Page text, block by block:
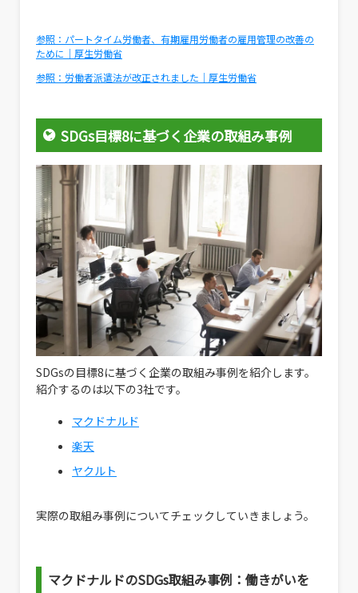
参照：パートタイム労働者、有期雇用労働者の雇用管理の改善の
ために｜厚生労働省
参照：労働者派遣法が改正されました｜厚生労働省
SDGs目標8に基づく企業の取組み事例
SDGsの目標8に基づく企業の取組み事例を紹介します。
紹介するのは以下の3社です。
マクドナルド
楽天
ヤクルト
実際の取組み事例についてチェックしていきましょう。
マクドナルドのSDGs取組み事例：働きがいを